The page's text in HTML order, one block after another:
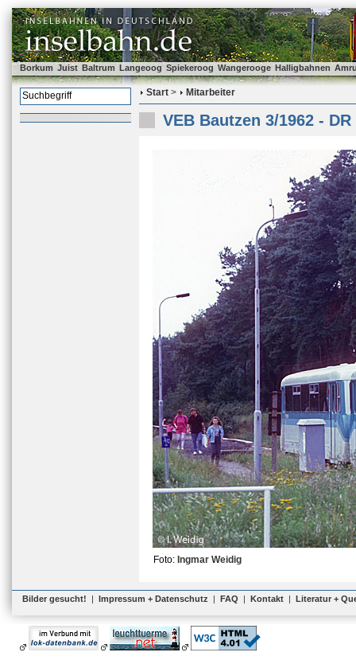
Borkum Juist Baltrum Langeoog Spiekeroog Wangerooge Halligbahnen
Start > Mitarbeiter
VEB Bautzen 3/1962 -
Foto: Ingmar Weidig
Bilder gesucht! | Impressum + Datenschutz | FAQ | Kontakt | Literatur +